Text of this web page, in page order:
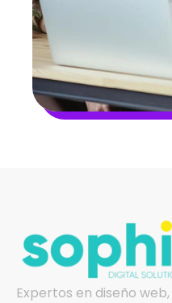
Expertos en diseño